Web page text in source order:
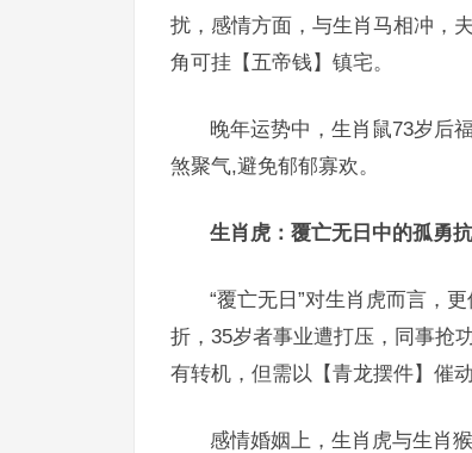
扰，感情方面，与生肖马相冲，
角可挂【五帝钱】镇宅。
晚年运势中，生肖鼠73岁后
煞聚气,避免郁郁寡欢。
生肖虎：覆亡无日中的孤勇
“覆亡无日”对生肖虎而言，
折，35岁者事业遭打压，同事抢
有转机，但需以【青龙摆件】催
感情婚姻上，生肖虎与生肖